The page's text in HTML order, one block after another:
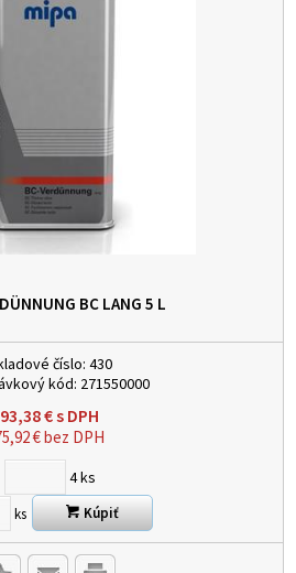
BC LANG 5 L
číslo: 430
kód: 271550000
93,38€s DPH
€bez DPH
4ks
ks Kúpiť